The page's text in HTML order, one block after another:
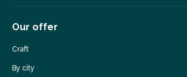
Our offer
Craft
By city